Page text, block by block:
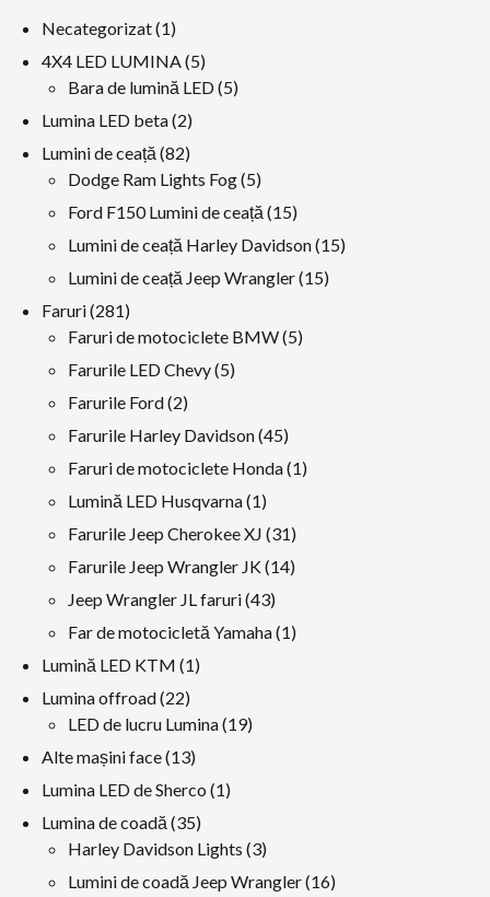
Necategorizat 11
produs
4X4 LED LUMINA 55
produse
Bara de lumină LED 55
Lumina LED beta 22
produse
Lumini de ceață 8282
produse
Dodge Ram Lights Fog 55
produse
Ford F150 Lumini de ceață 1515
produse
Lumini de ceață Harley Davidson 1515
Lumini de ceață Jeep Wrangler 1515
Faruri 281281
produse
Faruri de motociclete BMW 55
Farurile LED Chevy 55
Farurile Ford 22
produse
Farurile Harley Davidson 4545
produse
Faruri de motociclete Honda 11
Lumină LED Husqvarna 11
produs
Farurile Jeep Cherokee XJ 3131
produse
Farurile Jeep Wrangler JK 1414
Jeep Wrangler JL faruri 4343
produse
Far de motocicletă Yamaha 11
Lumină LED KTM 11
Lumina offroad 2222
produse
LED de lucru Lumina 1919
Alte mașini face 1313
produse
Lumina LED de Sherco 11
Lumina de coadă 3535
produse
Harley Davidson Lights 33
produse
Lumini de coadă Jeep Wrangler 1616